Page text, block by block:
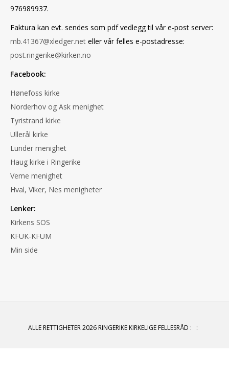
976989937.
Faktura kan evt. sendes som pdf vedlegg til vår e-post server:
mb.41367@xledger.net eller vår felles e-postadresse:
post.ringerike@kirken.no
Facebook:
Hønefoss kirke
Norderhov og Ask menighet
Tyristrand kirke
Ullerål kirke
Lunder menighet
Haug kirke i Ringerike
Veme menighet
Hval, Viker, Nes menigheter
Lenker:
Kirkens SOS
KFUK-KFUM
Min side
ALLE RETTIGHETER 2026 RINGERIKE KIRKELIGE FELLESRÅD : :